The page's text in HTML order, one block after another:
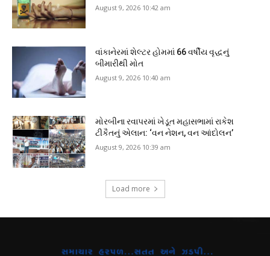
August 9, 2026 10:42 am
વાંકાનેરમાં શેલ્ટર હોમમાં 66 વર્ષીય વૃદ્ધનું
બીમારીથી મોત
August 9, 2026 10:40 am
મોરબીના રવાપરમાં ખેડૂત મહાસભામાં રાકેશ
ટીકૈતનું એલાન: ‘વન નેશન, વન આંદોલન’
August 9, 2026 10:39 am
Load more